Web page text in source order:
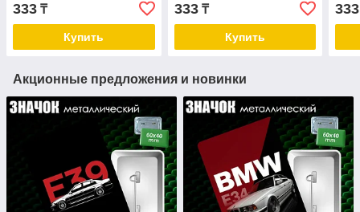
333 ₸
Купить
333₸
Купить
333
Акционные предложения и новинки